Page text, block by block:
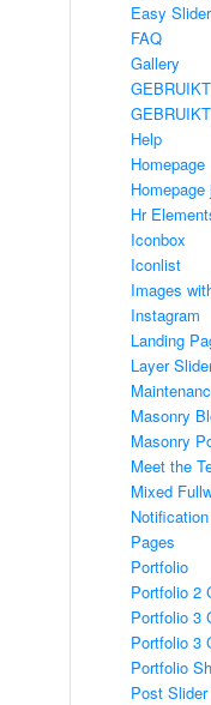
Easy Slider
FAQ
Gallery
Help
Homepage
Homepage
Hr
Iconbox
Iconlist
Images
Instagram
Landing
Layer
Masonry
Masonry
Meet the
Mixed
Notification
Pages
Portfolio
Portfolio 2
Portfolio 3
Portfolio 3
Portfolio
Post Slider